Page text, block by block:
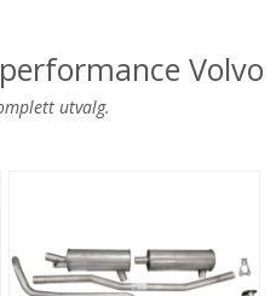
Volvo
utvalg.